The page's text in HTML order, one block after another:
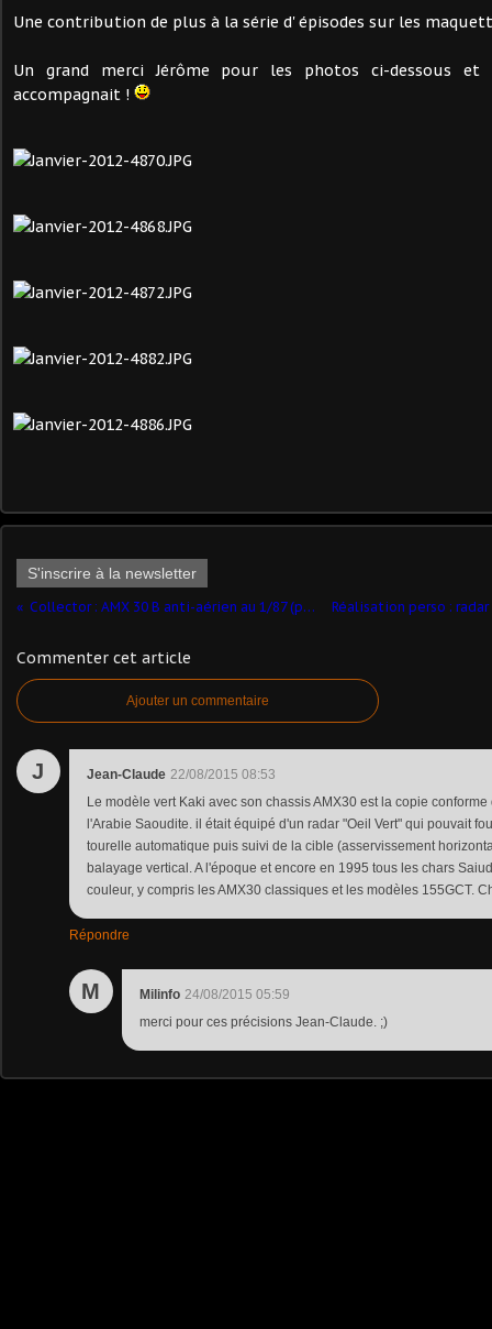
Une contribution de plus à la série d' épisodes sur les
Un grand merci Jérôme pour les photos ci-dessous
accompagnait !
S'inscrire à la newsletter
Collector : AMX 30 B anti-aérien au 1/87 (par jérôme HADACEK)
Commenter cet article
Ajouter un commentaire
J Jean-Claude 22/08/2015 08:53
Le modèle vert Kaki avec son chassis AMX30 est la copie
l'Arabie Saoudite. il était équipé d'un radar "Oeil Vert" qui pouvait
tourelle automatique puis suivi de la cible (asservissement
balayage vertical. A l'époque et encore en 1995 tous les chars
couleur, y compris les AMX30 classiques et les modèles 155GCT.
Répondre
M Milinfo 24/08/2015 05:59
merci pour ces précisions Jean-Claude. ;)